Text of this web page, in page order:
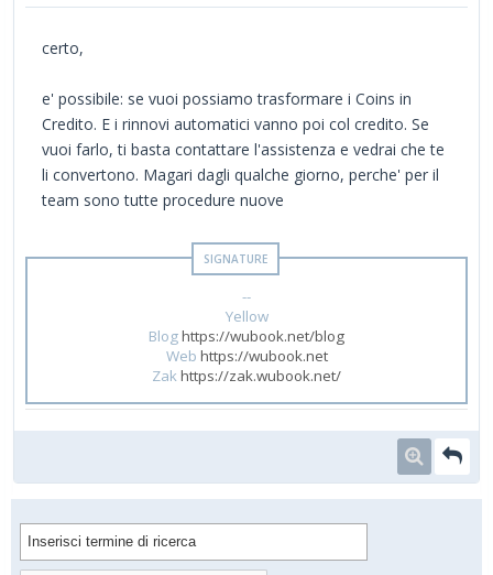
certo,
e' possibile: se vuoi possiamo trasformare i Coins in
Credito. E i rinnovi automatici vanno poi col credito. Se
vuoi farlo, ti basta contattare l'assistenza e vedrai che te
li convertono. Magari dagli qualche giorno, perche' per il
team sono tutte procedure nuove
--
Yellow
Bloghttps://wubook.net/blog
Web https://wubook.net
Zakhttps://zak.wubook.net/